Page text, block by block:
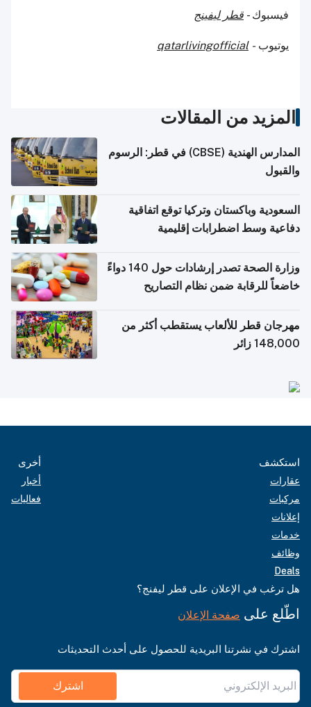
فيسبوك - قطر ليفينج
يوتيوب -
qatarlivingofficial
المزيد من المقالات
المدارس الهندية (CBSE) في قطر: الرسوم
والقبول
السعودية وباكستان وتركيا توقع اتفاقية
دفاعية وسط اضطرابات إقليمية
وزارة الصحة تصدر إرشادات حول 140 دواءً
خاضعاً للرقابة ضمن نظام التصاريح
مهرجان قطر للألعاب يستقطب أكثر من
148,000 زائر
استكشف
عقارات
مركبات
إعلانات
خدمات
وظائف
Deals
أخرى
أخبار
فعاليات
هل ترغب في الإعلان على قطر ليفنج؟
اطّلع على صفحة الإعلان
اشترك في نشرتنا البريدية للحصول على أحدث التحديثات
اشترك